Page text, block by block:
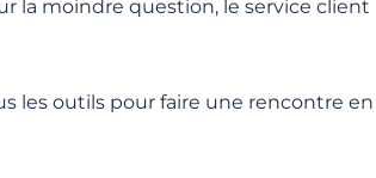
la moindre question, le service client
les outils pour faire une rencontre en